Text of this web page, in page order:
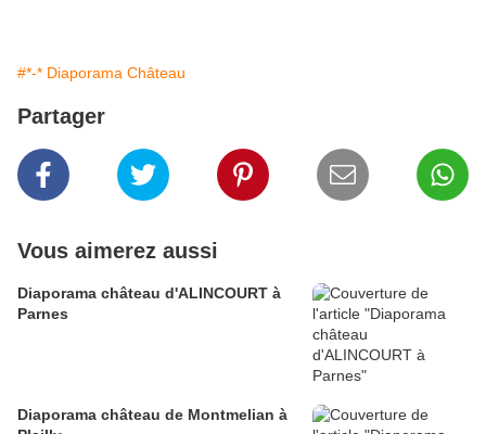
#*-* Diaporama Château
Partager
Vous aimerez aussi
Diaporama château d'ALINCOURT à
Parnes
Diaporama château de Montmelian à